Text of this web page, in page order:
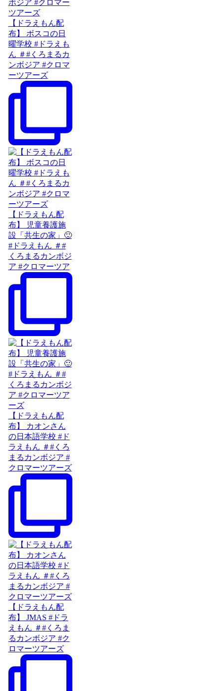
【ドラえもん配
布】 ボスコの日
曜学校 #ドラえも
ん ＃#くろまるカ
ンボジア #クロマ
ーツアーズ
【ドラえもん配
布】 児童養護施
設「共生の家」🙂
#ドラえもん ＃#
くろまるカンボジ
ア #クロマーツア
【ドラえもん配
布】 カオンさん
の日本語学校 #ド
ラえもん ＃#くろ
まるカンボジア #
クロマーツアーズ
【ドラえもん配
布】 JMAS #ドラ
えもん ＃#くろま
るカンボジア #ク
ロマーツアーズ